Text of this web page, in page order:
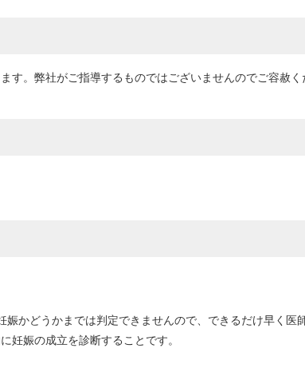
す。弊社がご指導するものではございませんのでご容赦
かどうかまでは判定できませんので、できるだけ早く医
妊娠の成立を診断することです。